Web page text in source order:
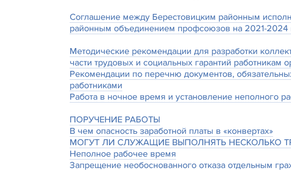
Соглашение между Берестовицким районным
районным объединением профсоюзов на 2021-2024
Методические рекомендации для разработки
части трудовых и социальных гарантий работникам
Рекомендации по перечню документов,
работниками
Работа в ночное время и установление неполного
ПОРУЧЕНИЕ РАБОТЫ
В чем опасность заработной платы в «конвертах»
МОГУТ ЛИ СЛУЖАЩИЕ ВЫПОЛНЯТЬ НЕСКОЛЬКО
Неполное рабочее время
Запрещение необоснованного отказа отдельным